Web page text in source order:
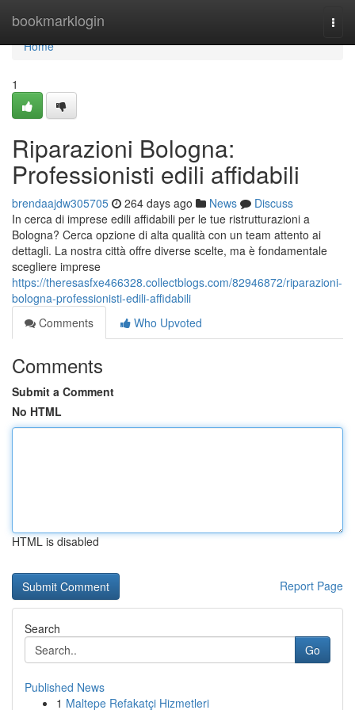
bookmarklogin
Home
Home
1
Riparazioni Bologna:
Professionisti edili affidabili
brendaajdw305705 264 days ago News
Discuss
In cerca di imprese edili affidabili per le tue ristrutturazioni a
Bologna? Cerca opzione di alta qualità con un team attento ai
dettagli. La nostra città offre diverse scelte, ma è fondamentale
scegliere imprese
https://theresasfxe466328.collectblogs.com/82946872/riparazioni-
bologna-professionisti-edili-affidabili
Comments
Who Upvoted
Comments
Submit a Comment
No HTML
HTML is disabled
Report Page
Search
Go
Published News
1 Maltepe Refakatçi Hizmetleri